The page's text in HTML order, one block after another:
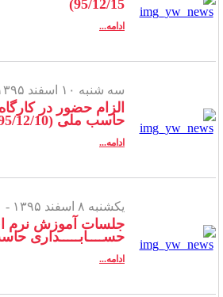
95/12/15)
ادامه...
سه شنبه ۱۰ اسفند ۱۳۹۵ -
الزام حضور در کارگاه
حاسب ملی (95/12/10)
ادامه...
یکشنبه ۸ اسفند ۱۳۹۵ -
جلسات آموزش نرم
حســــابـــــداری حاسب
ادامه...